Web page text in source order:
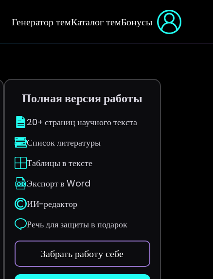
Генератор темКаталог темБонусы
Полная версия работы
20+ страниц научного текста
Список литературы
Таблицы в тексте
Экспорт в Word
ИИ-редактор
Речь для защиты в подарок
Забрать работу себе